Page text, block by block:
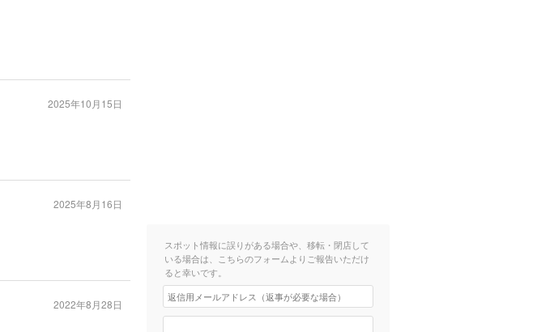
2025年10月15日
2025年8月16日
2022年8月28日
スポット情報に誤りがある場合や、移転・閉店して
いる場合は、こちらのフォームよりご報告いただけ
ると幸いです。